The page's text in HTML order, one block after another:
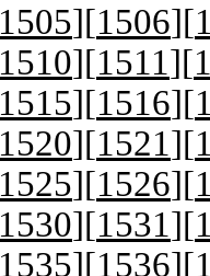
1505][1506][
1510][1511][
1515][1516][
1520][1521][
1525][1526][
1530][1531][
1535][1536][